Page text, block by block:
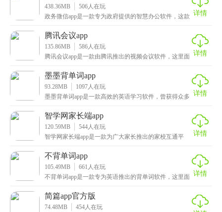
438.36MB 506 人在玩
政务微信app是一款专为政府提供的智慧办公软件，这款 详情
腾讯会议app
135.86MB 586 人在玩
腾讯会议app是一款由腾讯推出的视频会议软件，这里面 详情
墨墨背单词app
93.28MB 1097 人在玩
墨墨背单词app是一款高效的英语学习软件，曾获得众多 详情
智学网家长端app
120.59MB 544 人在玩
智学网家长端app是一款为广大家长推出的家校互通平
还
详情
不背单词app
105.49MB 661 人在玩
不背单词app是一款专为英语推出的背单词软件，这里面 详情
简篇app官方版
74.48MB 454 人在玩